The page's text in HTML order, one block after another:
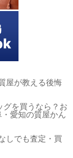
屋が教える後悔
グを買うなら？お
愛知の質屋かん
しでも査定・買